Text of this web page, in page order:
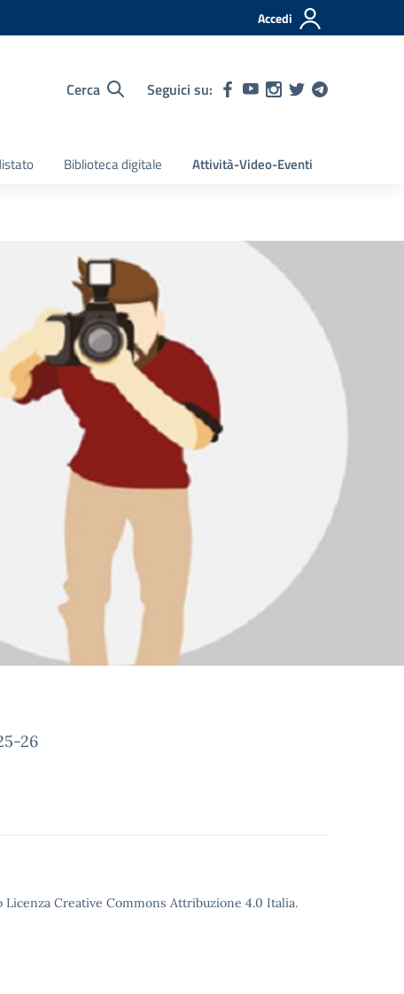
Accedi
Cerca Seguici su:
Biblioteca digitale Attività-Video-Eventi
26
Creative Commons Attribuzione 4.0 Italia.